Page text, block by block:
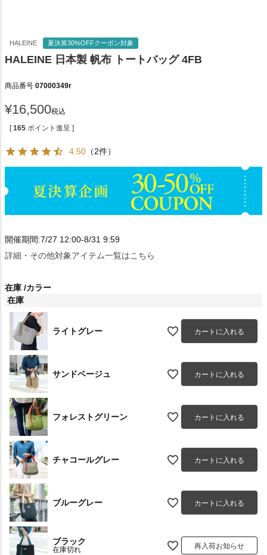
HALEINE 夏決算30%OFFクーポン対象
HALEINE 日本製 帆布 トートバッグ 4FB
商品番号 07000349r
¥16,500税込
[ 165 ポイント進呈 ]
4.50 （2件）
開催期間:7/27 12:00-8/31 9:59
詳細・その他対象アイテム一覧はこちら
在庫 カラー
在庫
ライトグレー カートに入れる
サンドベージュ カートに入れる
フォレストグリーン カートに入れる
チャコールグレー カートに入れる
ブルーグレー カートに入れる
ブラック
在庫切れ 再入荷お知らせ